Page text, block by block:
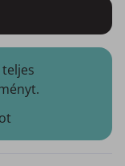
teljes